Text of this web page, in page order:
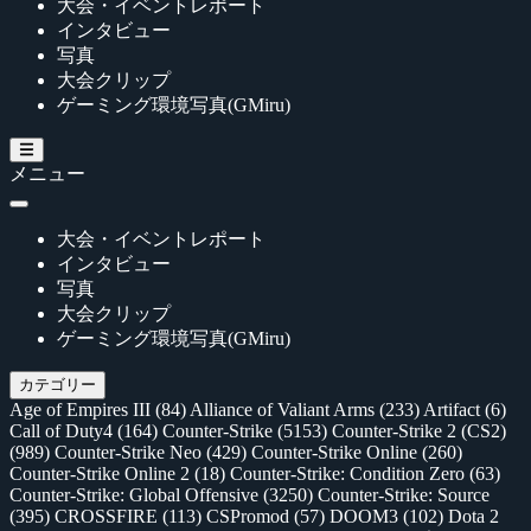
大会・イベントレポート
インタビュー
写真
大会クリップ
ゲーミング環境写真(GMiru)
メニュー
大会・イベントレポート
インタビュー
写真
大会クリップ
ゲーミング環境写真(GMiru)
カテゴリー
Age of Empires III (84) Alliance of Valiant Arms (233) Artifact (6)
Call of Duty4 (164) Counter-Strike (5153) Counter-Strike 2 (CS2)
(989) Counter-Strike Neo (429) Counter-Strike Online (260)
Counter-Strike Online 2 (18) Counter-Strike: Condition Zero (63)
Counter-Strike: Global Offensive (3250) Counter-Strike: Source
(395) CROSSFIRE (113) CSPromod (57) DOOM3 (102) Dota 2